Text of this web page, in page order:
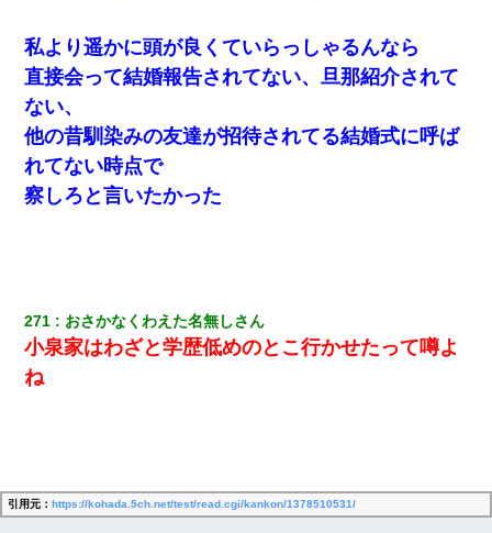
の？」→
彼氏家「うちは墨入れるのが伝統だから。お前も彫れ」 → 結果…
友人とふたりで山口に旅行した時の事。レンタカーを借りて山の
中の道を走っていたら、突然ガガッ！って音がして…
私は家が貧しくて、手に職をつけようと看護師になった。だけど
卒業を控えた年の1月末、車にひかれて看護師になれなくなった。
クラスで一人無口で誰とも話さない男子がいた。→修学旅行に来
い」→
私より遥かに頭が良くていらっしゃるんなら
直接会って結婚報告されてない、旦那紹介されて
ない、
他の昔馴染みの友達が招待されてる結婚式に呼ば
れてない時点で
察しろと言いたかった
271 おさかなくわえた名無しさん
小泉家はわざと学歴低めのとこ行かせたって噂よ
ね
引用元： https://kohada.5ch.net/test/read.cgi/kankon/1378510531/